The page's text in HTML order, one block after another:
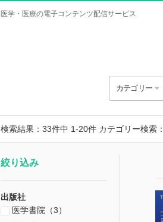
医学・医療の電子コンテンツ配信サービス
カテゴリー
検索結果：33件中 1-20件 カテゴリー検索：
絞り込み
出版社
医学書院（3）